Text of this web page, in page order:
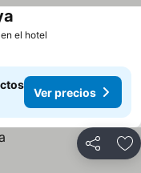
el hotel
Ver precios
Compartir